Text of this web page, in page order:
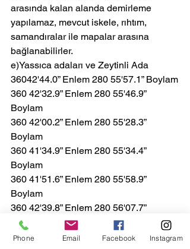
arasında kalan alanda demirleme
yapılamaz, mevcut iskele, rıhtım,
samandıralar ile mapalar arasına
bağlanabilirler.
e)Yassıca adaları ve Zeytinli Ada
36042'44.0” Enlem 280 55'57.1” Boylam
360 42'32.9” Enlem 280 55'46.9”
Boylam
360 42'00.2” Enlem 280 55'28.3”
Boylam
360 41'34.9” Enlem 280 55'34.4”
Boylam
360 41'51.6” Enlem 280 55'58.9”
Boylam
360 42'39.8” Enlem 280 56'07.7”
Boylam
bu koordinatlarla çevrili alanda
Phone Email Facebook Instagram